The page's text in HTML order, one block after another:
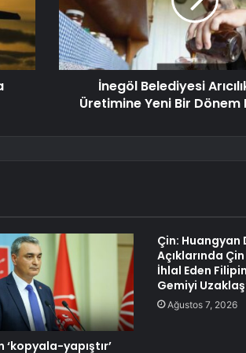
İnegöl Belediyesi
Üretimine Yeni Bir Dönem
‘kopyala-yapıştır’
Çin: Huangyan
Açıklarında
İhlal Eden
Gemiyi
Ağustos 7, 2026